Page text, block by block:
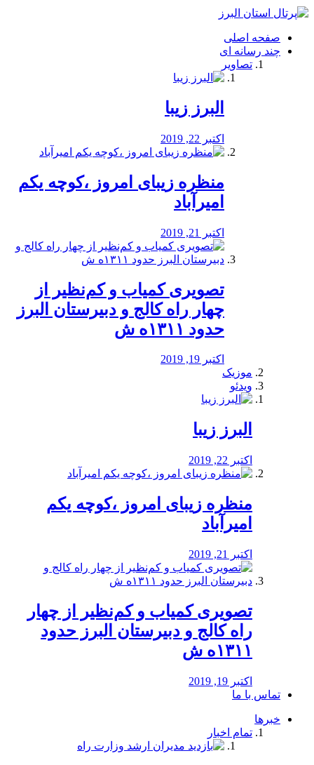
فصد
شرق
تهران
خشکشویی
صفحه اصلی
چند رسانه ای
تصاویر
البرز زیبا
اکتبر 22, 2019
منظره‌‌ زیبای امروز ،کوچه یکم
امیرآباد
اکتبر 21, 2019
️تصویری کمیاب و کم‌نظیر از
چهار راه كالج و دبيرستان البرز
حدود ۱۳۱۱ه ش
اکتبر 19, 2019
موزیک
ویدئو
البرز زیبا
اکتبر 22, 2019
منظره‌‌ زیبای امروز ،کوچه یکم
امیرآباد
اکتبر 21, 2019
️تصویری کمیاب و کم‌نظیر از چهار
راه كالج و دبيرستان البرز حدود
۱۳۱۱ه ش
اکتبر 19, 2019
تماس با ما
خبرها
تمام اخبار